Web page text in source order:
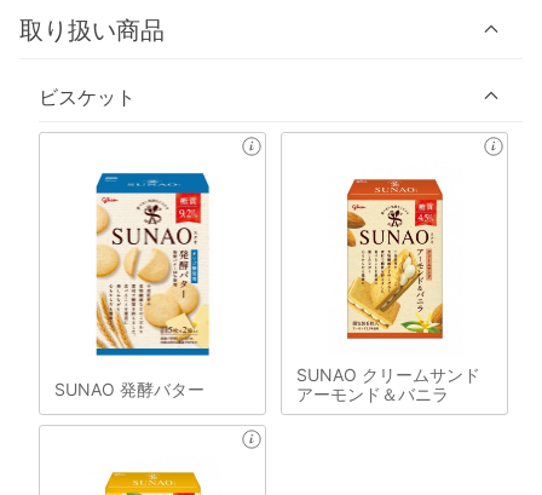
取り扱い商品
ビスケット
SUNAO 発酵バター
SUNAO クリームサンド
アーモンド＆バニラ